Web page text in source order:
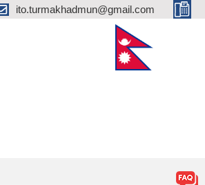
ito.turmakhadmun@gmail.com